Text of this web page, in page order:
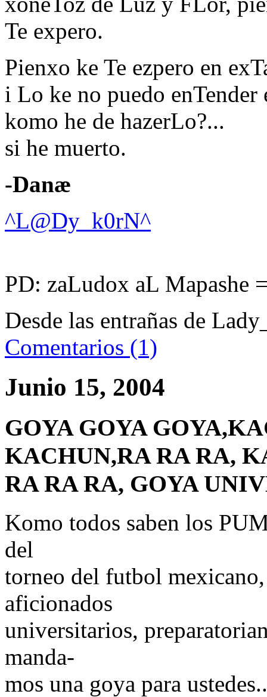
Te expero.
Pienxo ke Te ezpero en
i Lo ke no puedo enTender
komo he de hazerLo?...
si he muerto.
-Danæ
^L@Dy_k0rN^
PD: zaLudox aL Mapashe
Desde las entrañas de
Comentarios (1)
Junio 15, 2004
GOYA GOYA
KACHUN,RA RA RA,
RA RA RA, GOYA
Komo todos saben los
del
torneo del futbol
aficionados
universitarios,
manda-
mos una goya para